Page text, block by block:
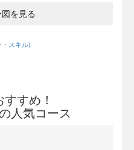
を見る
スキル)
すめ！
人気コース